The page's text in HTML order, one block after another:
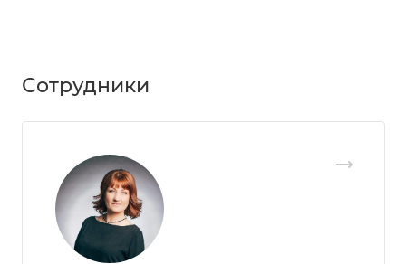
Сотрудники